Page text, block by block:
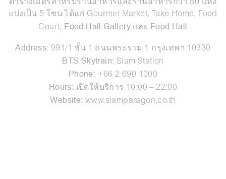
ตารางเมตรสำหรับร้านอาหารและร้านอาหารกว่า 80 แห่ง
แบ่งเป็น 5 โซน ได้แก่ Gourmet Market, Take Home, Food
Court, Food Hall Gallery และ Food Hall
Address: 991/1 ชั้น 1 ถนนพระราม 1 กรุงเทพฯ 10330
BTS Skytrain: Siam Station
Phone: +66 2 690 1000
Hours: เปิดให้บริการ 10:00 – 22:00
Website: www.siamparagon.co.th